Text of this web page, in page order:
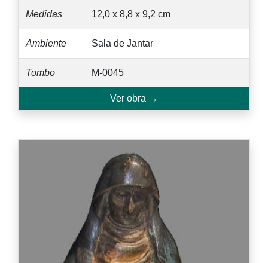
Medidas 12,0 x 8,8 x 9,2 cm
Ambiente Sala de Jantar
Tombo M-0045
Ver obra →